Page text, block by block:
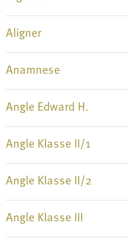
Aligner
Anamnese
Angle Edward H.
Angle Klasse II/1
Angle Klasse II/2
Angle Klasse III